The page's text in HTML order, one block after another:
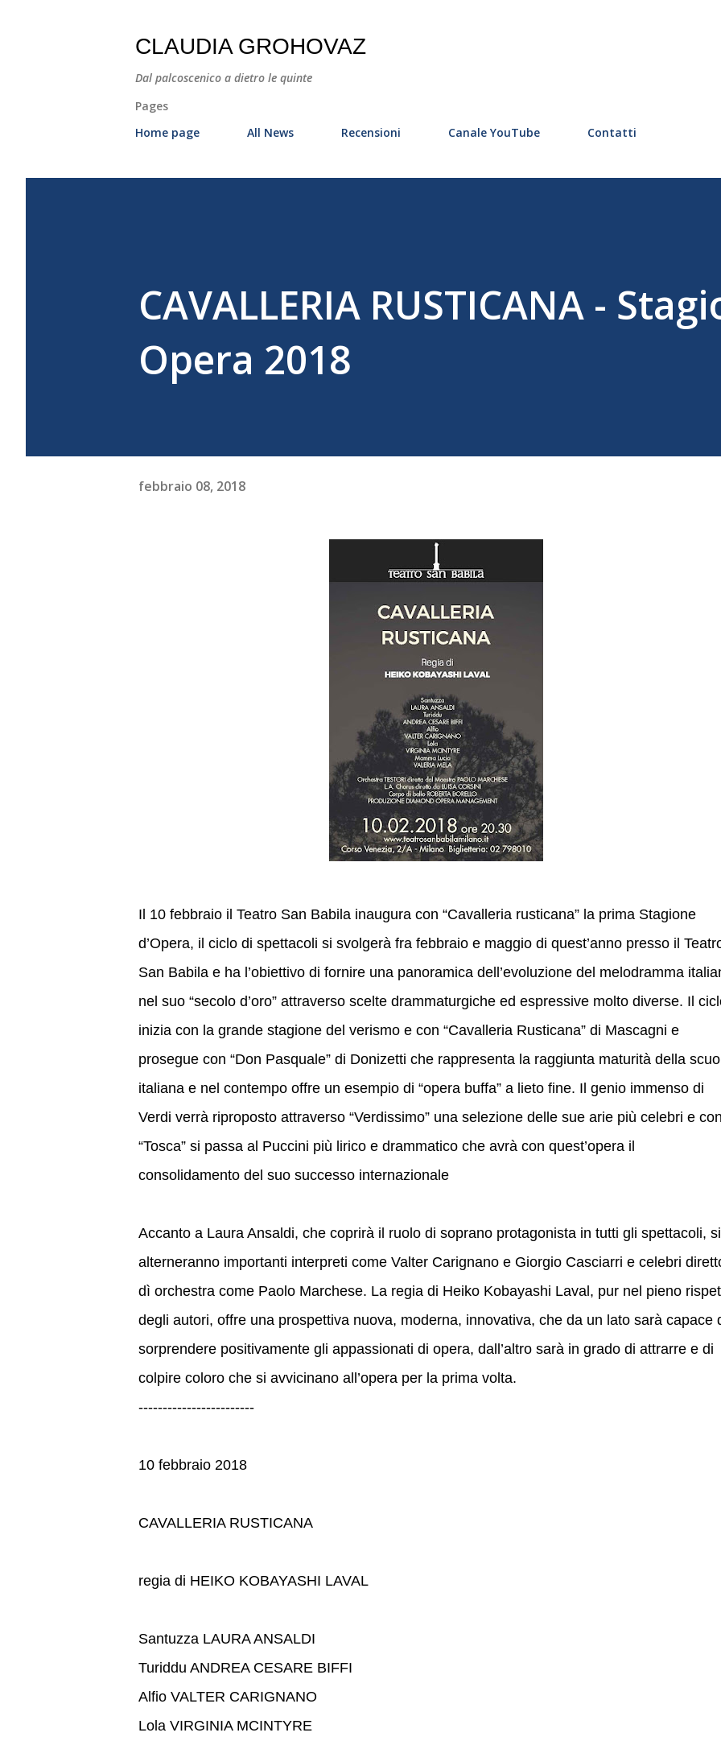
CLAUDIA GROHOVAZ
Dal palcoscenico a dietro le quinte
Pages
Home page
All News Recensioni Canale YouTube Contatti
CAVALLERIA RUSTICANA -
Opera 2018
febbraio 08, 2018
Il 10 febbraio il Teatro San Babila inaugura con “Cavalleria rusticana” la prima Stagione
d’Opera, il ciclo di spettacoli si svolgerà fra febbraio e maggio di quest’anno presso il
San Babila e ha l’obiettivo di fornire una panoramica dell’evoluzione del melodramma
nel suo “secolo d’oro” attraverso scelte drammaturgiche ed espressive molto diverse. Il
inizia con la grande stagione del verismo e con “Cavalleria Rusticana” di Mascagni e
prosegue con “Don Pasquale” di Donizetti che rappresenta la raggiunta maturità della
italiana e nel contempo offre un esempio di “opera buffa” a lieto fine. Il genio immenso di
Verdi verrà riproposto attraverso “Verdissimo” una selezione delle sue arie più celebri e
“Tosca” si passa al Puccini più lirico e drammatico che avrà con quest’opera il
consolidamento del suo successo internazionale
Accanto a Laura Ansaldi, che coprirà il ruolo di soprano protagonista in tutti gli spettacoli, si
alterneranno importanti interpreti come Valter Carignano e Giorgio Casciarri e celebri
dì orchestra come Paolo Marchese. La regia di Heiko Kobayashi Laval, pur nel pieno
degli autori, offre una prospettiva nuova, moderna, innovativa, che da un lato sarà capace
sorprendere positivamente gli appassionati di opera, dall’altro sarà in grado di attrarre e di
colpire coloro che si avvicinano all’opera per la prima volta.
------------------------
10 febbraio 2018
CAVALLERIA RUSTICANA
regia di HEIKO KOBAYASHI LAVAL
Santuzza LAURA ANSALDI
Turiddu ANDREA CESARE BIFFI
Alfio VALTER CARIGNANO
Lola VIRGINIA MCINTYRE